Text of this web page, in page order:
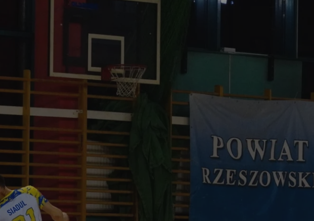
Ten plik cookie przechowuje identyfikator sesji.
Ten plik cookie przechowuje identyfikator sesji.
użytkownicy pozostają zalogowani, a ich dane są
zabezpieczone, jak poruszać się przez witrynę
internetową lub interakcji z jej usług.
Ten plik cookie służy do rozróżniania ludzi i botów.
Jest to korzystne dla strony internetowej, ponieważ
umożliwia tworzenie ważnych raportów na temat
korzystania z jej witryny internetowej.
Ten plik cookie służy do rozróżniania ludzi i botów.
Jest to korzystne dla strony internetowej, ponieważ
umożliwia tworzenie ważnych raportów na temat
korzystania z jej witryny internetowej.
Ten plik cookie jest używany do przechowywania
zgody użytkownika i wyboru prywatności dla ich
interakcji z witryną. Rejestruje dane dotyczące
zgody odwiedzającego na różne polityki i
ustawienia prywatności, zapewniając, że ich
preferencje zostaną uhonorowane w przyszłych
sesjach.
Ten plik cookie jest używany przez usługę Cookie-